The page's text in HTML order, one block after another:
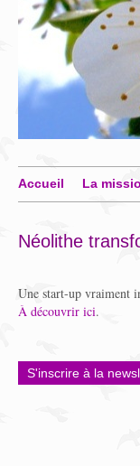
Accueil La
Néolithe
Une start-up vraiment
À découvrir ici.
S'inscrire à la